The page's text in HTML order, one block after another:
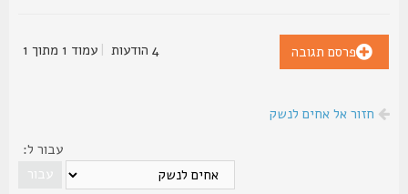
פרסם תגובה |עמוד1מתוך1
חזור אל אחים לנשק
עבור ל: